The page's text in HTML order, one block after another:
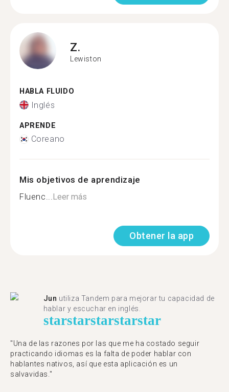
Z.
Lewiston
HABLA FLUIDO
Inglés
APRENDE
Coreano
Mis objetivos de aprendizaje
Fluenc...Leer más
Obtener la app
Jun utiliza Tandem para mejorar tu capacidad de
hablar y escuchar en inglés.
starstarstarstarstar
"Una de las razones por las que me ha costado seguir
practicando idiomas es la falta de poder hablar con
hablantes nativos, así que esta aplicación es un
salvavidas."